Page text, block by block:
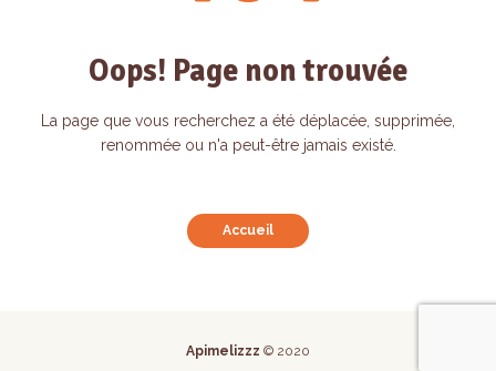
Oops! Page non trouvée
La page que vous recherchez a été déplacée, supprimée,
renommée ou n'a peut-être jamais existé.
Accueil
Apimelizzz © 2020